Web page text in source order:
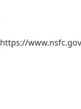
https://